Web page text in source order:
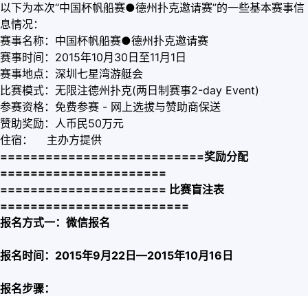
以下为本次“中国杯帆船赛●德州扑克邀请赛”的一些基本赛事信
息情况：
赛事名称：中国杯帆船赛●德州扑克邀请赛
赛事时间：2015年10月30日至11月1日
赛事地点：深圳七星湾游艇会
比赛模式：无限注德州扑克(两日制赛事2-day Event)
参赛资格：免费参赛 - 网上选拔与赞助商保送
赞助奖励：人币民50万元
住宿： 主办方提供
===========================奖励分配
======================
====================== 比赛盲注表
=========================
报名方式一：微信报名
报名时间：2015年9月22日—2015年10月16日
报名步骤：